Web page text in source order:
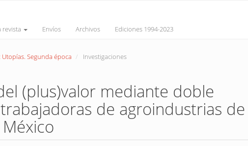
revista Envíos Archivos Ediciones 1994-2023
Utopías. Segunda época Investigaciones
(plus)valor mediante doble
de agroindustrias de